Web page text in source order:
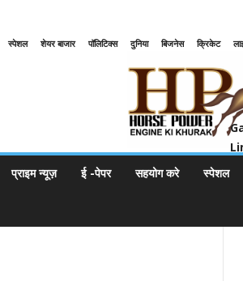
स्पेशल शेयर बाजार पॉलिटिक्स दुनिया बिजनेस क्रिकेट
प्राइम न्यूज़ ई -पेपर सहयोग करे स्पेशल